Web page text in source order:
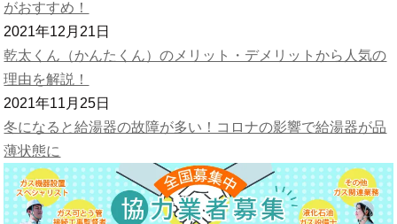
がおすすめ！
2021年12月21日
乾太くん（かんたくん）のメリット・デメリットから人気の
理由を解説！
2021年11月25日
冬になると給湯器の故障が多い！コロナの影響で給湯器が品
薄状態に